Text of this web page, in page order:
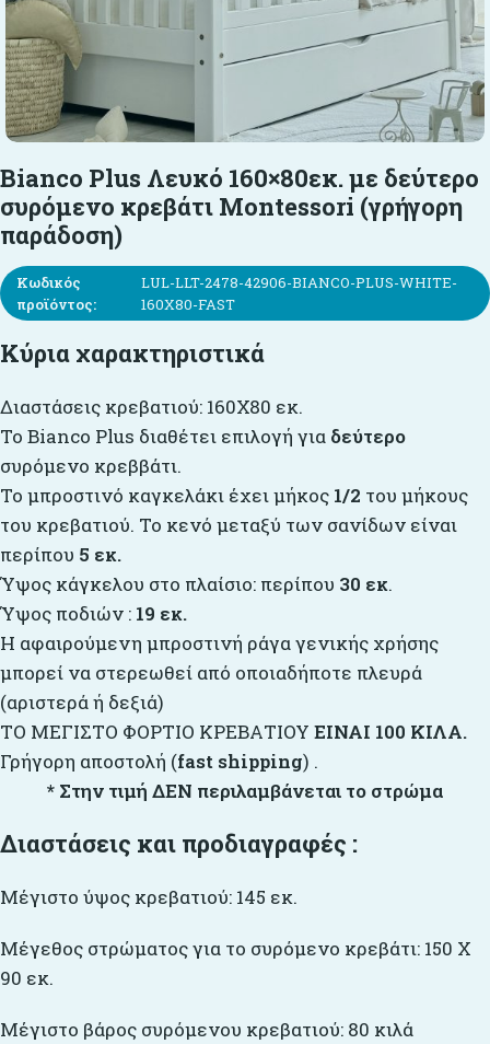
Bianco Plus Λευκό 160×80εκ. με δεύτερο
συρόμενο κρεβάτι Montessori (γρήγορη
παράδοση)
Κωδικός
προϊόντος:
LUL-LLT-2478-42906-BIANCO-PLUS-WHITE-
160X80-FAST
Κύρια χαρακτηριστικά
Διαστάσεις κρεβατιού: 160Χ80 εκ.
Το Bianco Plus διαθέτει επιλογή για δεύτερο
συρόμενο κρεββάτι.
Το μπροστινό καγκελάκι έχει μήκος 1/2 του μήκους
του κρεβατιού. Το κενό μεταξύ των σανίδων είναι
περίπου 5 εκ.
Ύψος κάγκελου στο πλαίσιο: περίπου 30 εκ.
Ύψος ποδιών : 19 εκ.
H αφαιρούμενη μπροστινή ράγα γενικής χρήσης
μπορεί να στερεωθεί από οποιαδήποτε πλευρά
(αριστερά ή δεξιά)
ΤΟ ΜΕΓΙΣΤΟ ΦΟΡΤΙΟ ΚΡΕΒΑΤΙΟΥ ΕΙΝΑΙ 100 ΚΙΛΑ.
Γρήγορη αποστολή (fast shipping) .
* Στην τιμή ΔΕΝ περιλαμβάνεται το στρώμα
Διαστάσεις και προδιαγραφές :
Μέγιστο ύψος κρεβατιού: 145 εκ.
Μέγεθος στρώματος για το συρόμενο κρεβάτι: 150 Χ
90 εκ.
Μέγιστο βάρος συρόμενου κρεβατιού: 80 κιλά